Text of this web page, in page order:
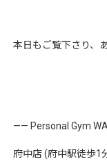
本日もご覧下さり、
—— Personal Gym
府中店 (府中駅徒歩1